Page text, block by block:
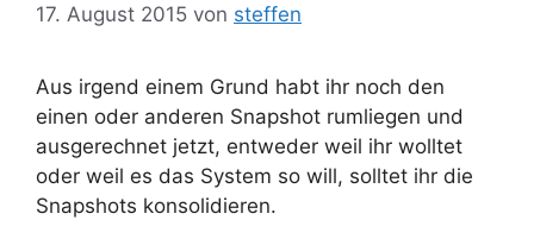
17. August 2015 von steffen
Aus irgend einem Grund habt ihr noch den
einen oder anderen Snapshot rumliegen und
ausgerechnet jetzt, entweder weil ihr wolltet
oder weil es das System so will, solltet ihr die
Snapshots konsolidieren.